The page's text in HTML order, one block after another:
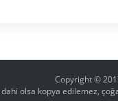
Copyright ©
dahi olsa kopya edilemez,